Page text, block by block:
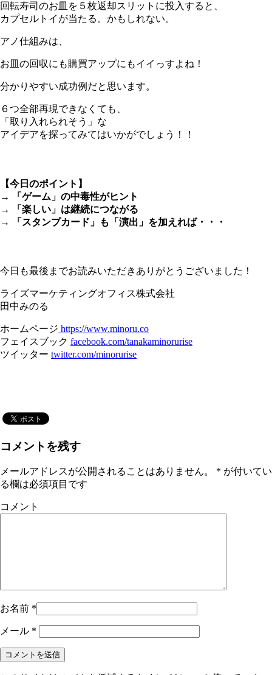
回転寿司のお皿を５枚返却スリットに投入すると、
カプセルトイが当たる。かもしれない。
アノ仕組みは、
お皿の回収にも購買アップにもイイっすよね！
分かりやすい成功例だと思います。
６つ全部再現できなくても、
「取り入れられそう」な
アイデアを探ってみてはいかがでしょう！！
【今日のポイント】
→ 「ゲーム」の中毒性がヒント
→ 「楽しい」は継続につながる
→ 「スタンプカード」も「演出」を加えれば・・・
今日も最後までお読みいただきありがとうございました！
ライズマーケティングオフィス株式会社
田中みのる
ホームページ https://www.minoru.co
フェイスブック facebook.com/tanakaminorurise
ツイッター twitter.com/minorurise
コメントを残す
メールアドレスが公開されることはありません。 * が付いてい
る欄は必須項目です
コメント
お名前 *
メール *